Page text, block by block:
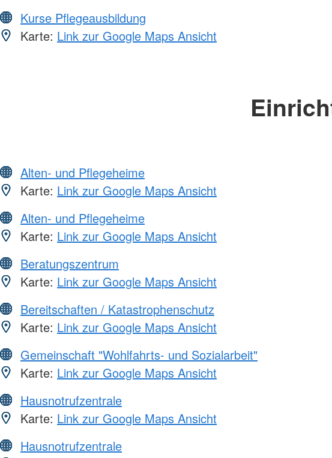
Kurse Pflegeausbildung
Karte: Link zur Google Maps Ansicht
Alten- und Pflegeheime
Karte: Link zur Google Maps Ansicht
Alten- und Pflegeheime
Karte: Link zur Google Maps Ansicht
Beratungszentrum
Karte: Link zur Google Maps Ansicht
Bereitschaften / Katastrophenschutz
Karte: Link zur Google Maps Ansicht
Gemeinschaft "Wohlfahrts- und Sozialarbeit"
Karte: Link zur Google Maps Ansicht
Hausnotrufzentrale
Karte: Link zur Google Maps Ansicht
Hausnotrufzentrale